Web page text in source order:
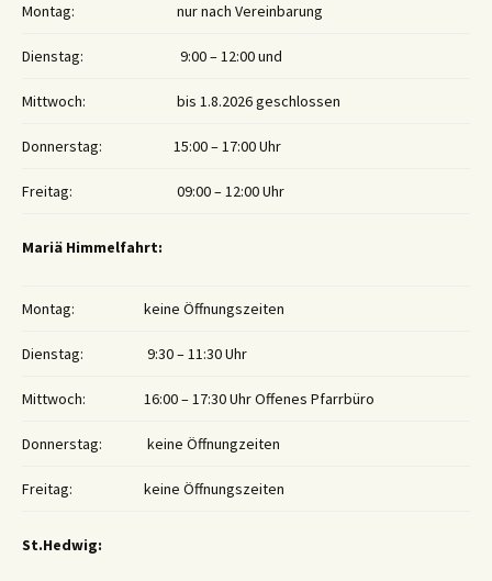
Montag: nur nach Vereinbarung
Dienstag: 9:00 – 12:00 und
Mittwoch: bis 1.8.2026 geschlossen
Donnerstag: 15:00 – 17:00 Uhr
Freitag: 09:00 – 12:00 Uhr
Mariä Himmelfahrt:
Montag: keine Öffnungszeiten
Dienstag: 9:30 – 11:30 Uhr
Mittwoch: 16:00 – 17:30 Uhr Offenes Pfarrbüro
Donnerstag: keine Öffnungzeiten
Freitag: keine Öffnungszeiten
St.Hedwig: